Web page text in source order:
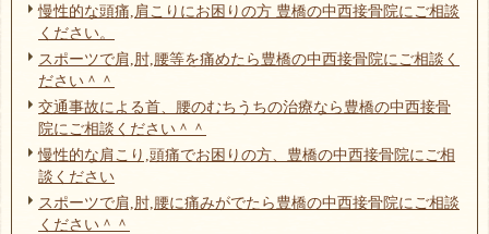
慢性的な頭痛,肩こりにお困りの方 豊橋の中西接骨院にご相談
ください。
スポーツで肩,肘,腰等を痛めたら豊橋の中西接骨院にご相談く
ださい＾＾
交通事故による首、腰のむちうちの治療なら豊橋の中西接骨
院にご相談ください＾＾
慢性的な肩こり,頭痛でお困りの方、豊橋の中西接骨院にご相
談ください
スポーツで肩,肘,腰に痛みがでたら豊橋の中西接骨院にご相談
ください＾＾